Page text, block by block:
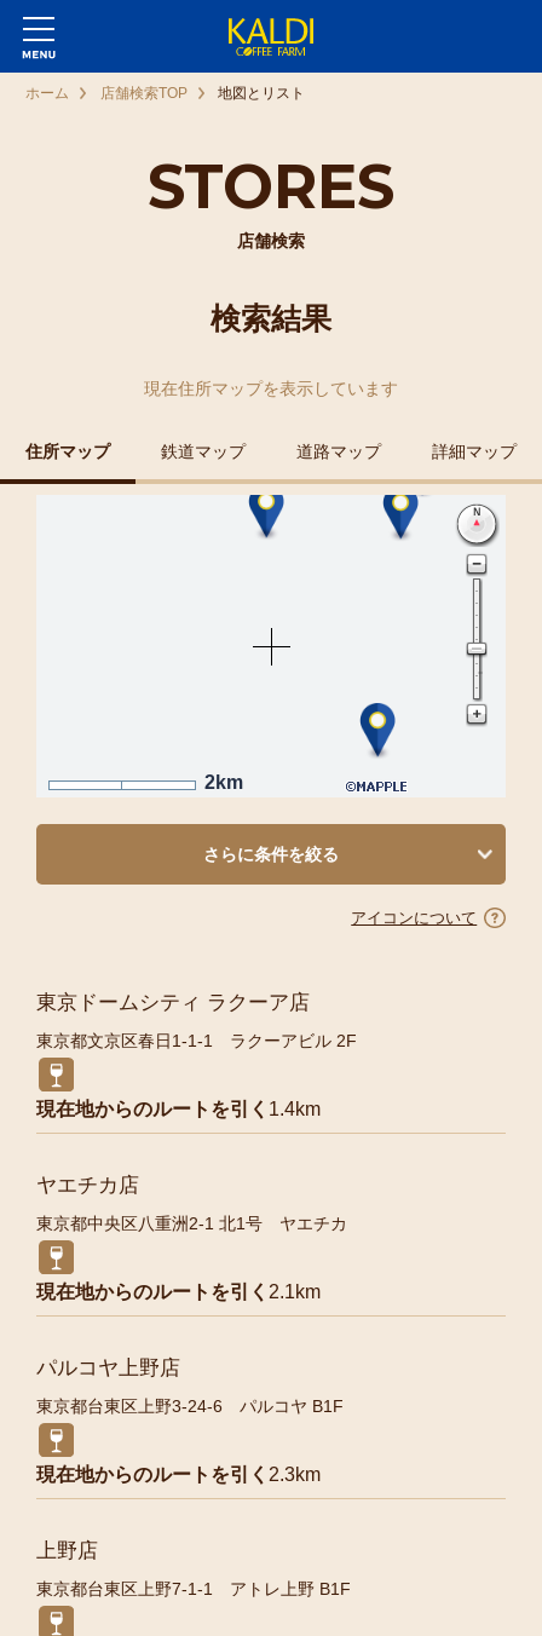
STORES
店舗検索
ホーム 店舗検索TOP 地図とリスト
検索結果
現在住所マップを表示しています
住所マップ 鉄道マップ 道路マップ 詳細マップ
2km
さらに条件を絞る
アイコンについて
東京ドームシティ ラクーア店
東京都文京区春日1-1-1 ラクーアビル 2F
現在地からのルートを引く 1.4km
ヤエチカ店
東京都中央区八重洲2-1 北1号 ヤエチカ
現在地からのルートを引く 2.1km
パルコヤ上野店
東京都台東区上野3-24-6 パルコヤ B1F
現在地からのルートを引く 2.3km
上野店
東京都台東区上野7-1-1 アトレ上野 B1F